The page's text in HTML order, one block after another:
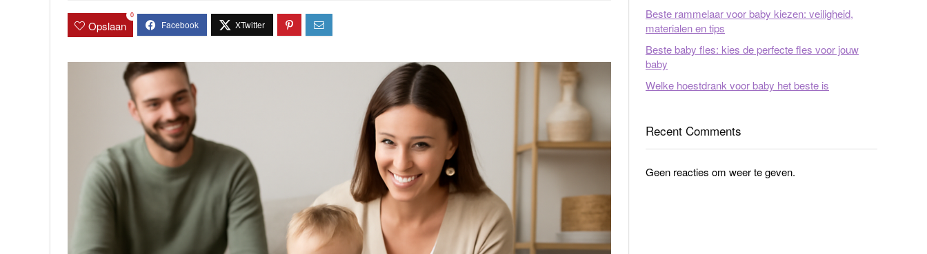
Opslaan
0
Beste rammelaar voor baby kiezen: veiligheid,
materialen en tips
Beste baby fles: kies de perfecte fles voor jouw
baby
Welke hoestdrank voor baby het beste is
Recent Comments
Geen reacties om weer te geven.